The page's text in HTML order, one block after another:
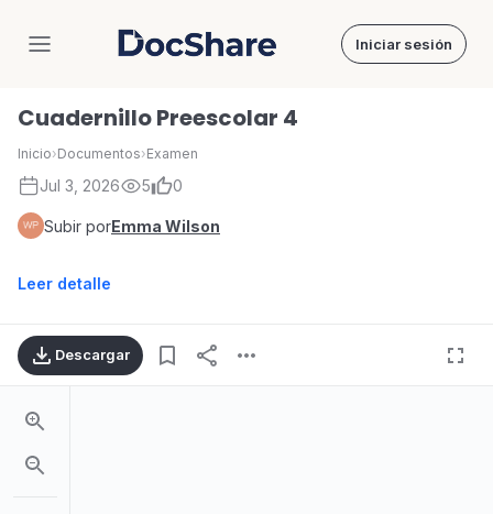
DocShare Iniciar sesión
Cuadernillo Preescolar 4
Inicio›Documentos›Examen
Jul 3, 2026 5 0
Subir porEmma Wilson
Leer detalle
Descargar